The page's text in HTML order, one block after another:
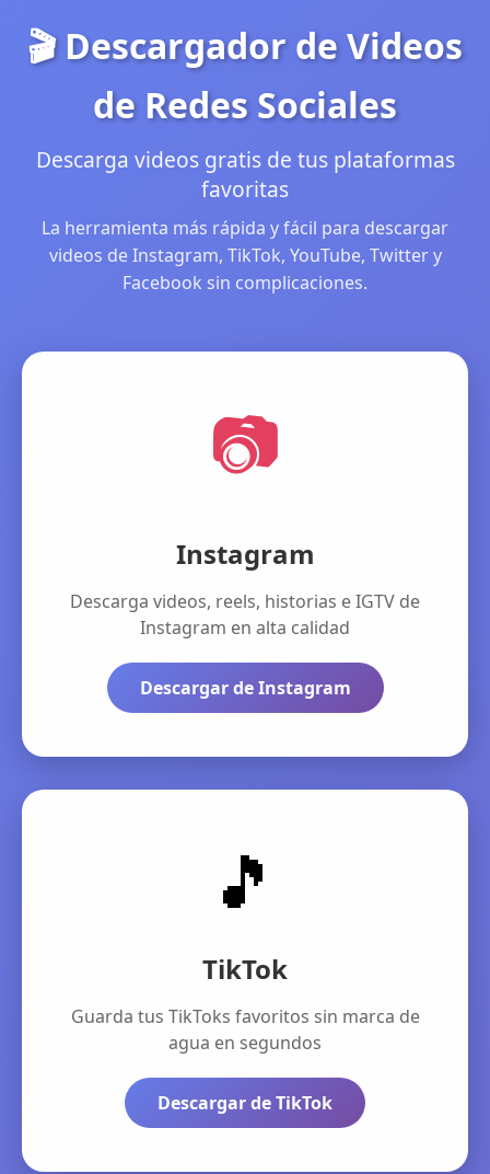
🎬 Descargador de Videos
de Redes Sociales
Descarga videos gratis de tus plataformas
favoritas
La herramienta más rápida y fácil para descargar
videos de Instagram, TikTok, YouTube, Twitter y
Facebook sin complicaciones.
📷
Instagram
Descarga videos, reels, historias e IGTV de
Instagram en alta calidad
Descargar de Instagram
🎵
TikTok
Guarda tus TikToks favoritos sin marca de
agua en segundos
Descargar de TikTok